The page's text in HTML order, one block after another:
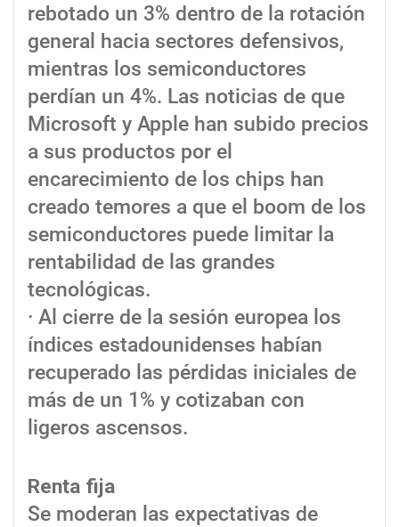
rebotado un 3% dentro de la rotación
general hacia sectores defensivos,
mientras los semiconductores
perdían un 4%. Las noticias de que
Microsoft y Apple han subido precios
a sus productos por el
encarecimiento de los chips han
creado temores a que el boom de los
semiconductores puede limitar la
rentabilidad de las grandes
tecnológicas.
· Al cierre de la sesión europea los
índices estadounidenses habían
recuperado las pérdidas iniciales de
más de un 1% y cotizaban con
ligeros ascensos.
Renta fija
Se moderan las expectativas de